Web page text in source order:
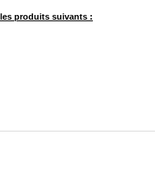
produits suivants :